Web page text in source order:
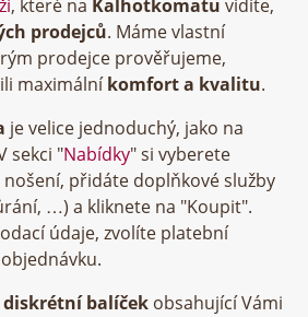
, které na Kalhotkomatu vidíte,
prodejců. Máme vlastní
prodejce prověřujeme,
maximálníkomfort a kvalitu.
je velice jednoduchý, jako na
sekci "Nabídky" si vyberete
přidáte doplňkové služby
…) a kliknete na "Koupit".
údaje, zvolíte platební
diskrétní balíček obsahující Vámi